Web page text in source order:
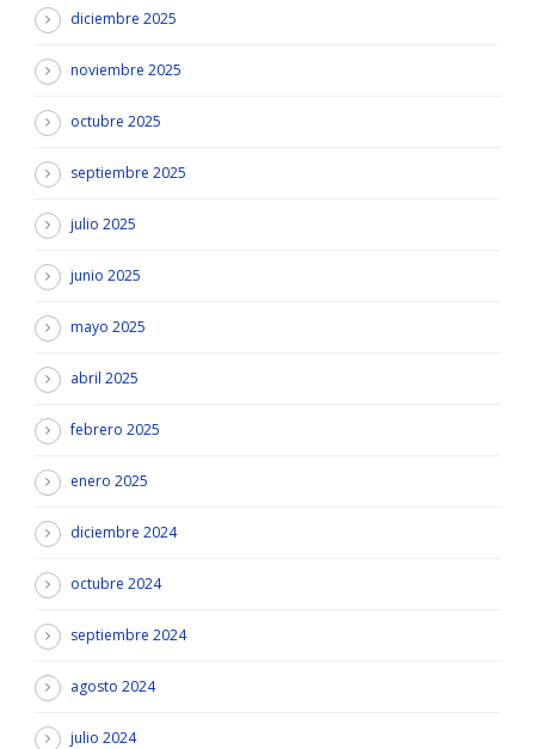
diciembre 2025
noviembre 2025
octubre 2025
septiembre 2025
julio 2025
junio 2025
mayo 2025
abril 2025
febrero 2025
enero 2025
diciembre 2024
octubre 2024
septiembre 2024
agosto 2024
julio 2024